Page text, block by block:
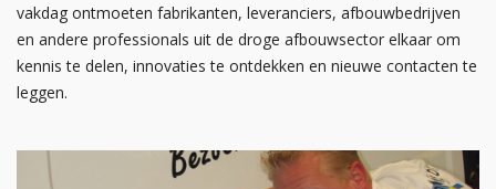
vakdag ontmoeten fabrikanten, leveranciers, afbouwbedrijven
en andere professionals uit de droge afbouwsector elkaar om
kennis te delen, innovaties te ontdekken en nieuwe contacten te
leggen.